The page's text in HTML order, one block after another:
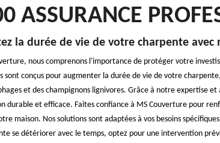
ASSURANCE
la durée de vie de votre charpente
nous comprenons l'importance de protéger votre
sont conçus pour augmenter la durée de vie de votre
et des champignons lignivores. Grâce à notre expertise
durable et efficace. Faites confiance à MS Couverture pour
maison. Nos solutions sont adaptées à vos besoins
se détériorer avec le temps, optez pour une intervention